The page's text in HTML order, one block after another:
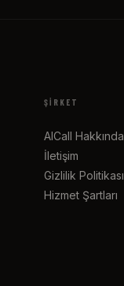
ŞIRKET
AICall Hakkında
İletişim
Gizlilik Politikası
Hizmet Şartları